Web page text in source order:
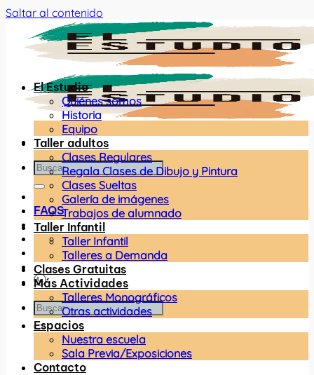
Saltar al contenido
FAQS
El Estudio
Quiénes somos
Historia
Equipo
Taller adultos
Clases Regulares
Regala Clases de Dibujo y Pintura
Clases Sueltas
Galería de imágenes
Trabajos de alumnado
Taller Infantil
Taller Infantil
Talleres a Demanda
Clases Gratuitas
Más Actividades
Talleres Monográficos
Otras actividades
Espacios
Nuestra escuela
Sala Previa/Exposiciones
Contacto